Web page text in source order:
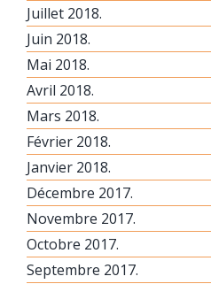
Juillet 2018.
Juin 2018.
Mai 2018.
Avril 2018.
Mars 2018.
Février 2018.
Janvier 2018.
Décembre 2017.
Novembre 2017.
Octobre 2017.
Septembre 2017.